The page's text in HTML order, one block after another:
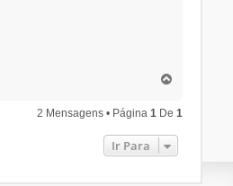
p
o
2 Mensagens • Página1 De1
Ir Para